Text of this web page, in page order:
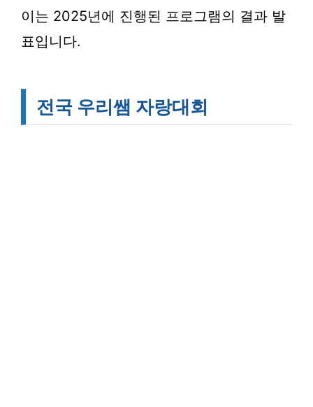
이는 2025년에 진행된 프로그램의 결과 발
표입니다.
전국 우리쌤 자랑대회